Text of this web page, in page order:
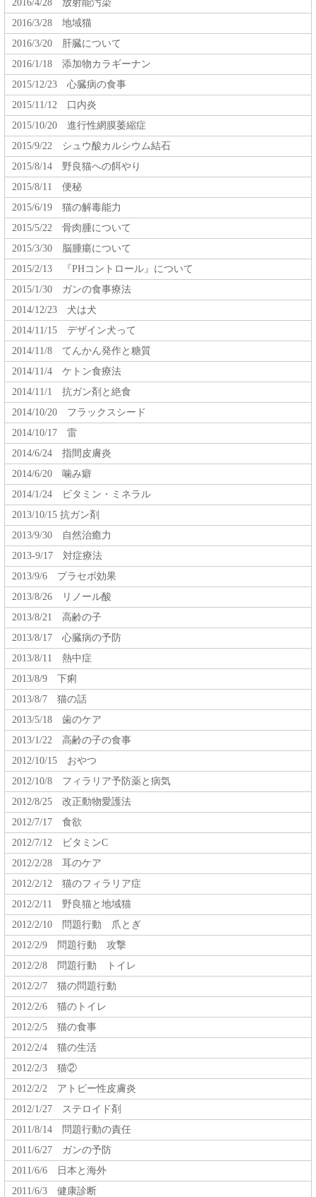
2016/4/28 放射能汚染
2016/3/28 地域猫
2016/3/20 肝臓について
2016/1/18 添加物カラギーナン
2015/12/23 心臓病の食事
2015/11/12 口内炎
2015/10/20 進行性網膜萎縮症
2015/9/22 シュウ酸カルシウム結石
2015/8/14 野良猫への餌やり
2015/8/11 便秘
2015/6/19 猫の解毒能力
2015/5/22 骨肉腫について
2015/3/30 脳腫瘍について
2015/2/13 『PHコントロール』について
2015/1/30 ガンの食事療法
2014/12/23 犬は犬
2014/11/15 デザイン犬って
2014/11/8 てんかん発作と糖質
2014/11/4 ケトン食療法
2014/11/1 抗ガン剤と絶食
2014/10/20 フラックスシード
2014/10/17 雷
2014/6/24 指間皮膚炎
2014/6/20 噛み癖
2014/1/24 ビタミン・ミネラル
2013/10/15 抗ガン剤
2013/9/30 自然治癒力
2013-9/17 対症療法
2013/9/6 プラセボ効果
2013/8/26 リノール酸
2013/8/21 高齢の子
2013/8/17 心臓病の予防
2013/8/11 熱中症
2013/8/9 下痢
2013/8/7 猫の話
2013/5/18 歯のケア
2013/1/22 高齢の子の食事
2012/10/15 おやつ
2012/10/8 フィラリア予防薬と病気
2012/8/25 改正動物愛護法
2012/7/17 食欲
2012/7/12 ビタミンC
2012/2/28 耳のケア
2012/2/12 猫のフィラリア症
2012/2/11 野良猫と地域猫
2012/2/10 問題行動 爪とぎ
2012/2/9 問題行動 攻撃
2012/2/8 問題行動 トイレ
2012/2/7 猫の問題行動
2012/2/6 猫のトイレ
2012/2/5 猫の食事
2012/2/4 猫の生活
2012/2/3 猫②
2012/2/2 アトピー性皮膚炎
2012/1/27 ステロイド剤
2011/8/14 問題行動の責任
2011/6/27 ガンの予防
2011/6/6 日本と海外
2011/6/3 健康診断